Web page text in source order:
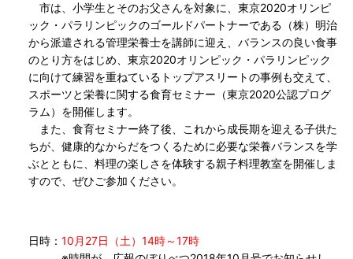
市は、小学生とそのお父さんを対象に、東京2020オリンピ
ック・パラリンピックのゴールドパートナーである（株）明治
から派遣される管理栄養士を講師に迎え、バランスの良い食事
のとり方をはじめ、東京2020オリンピック・パラリンピック
に向けて練習を重ねているトップアスリートの事例も交えて、
スポーツと栄養に関する食育セミナー（東京2020公認プログ
ラム）を開催します。
また、食育セミナー終了後、これから成長期を迎える子供た
ちが、健康的なからだをつくるために必要な栄養バランスを学
ぶとともに、料理の楽しさを体験する親子料理教室を開催しま
すので、ぜひご参加ください。
日時 ： 10月27日（土）14時～17時